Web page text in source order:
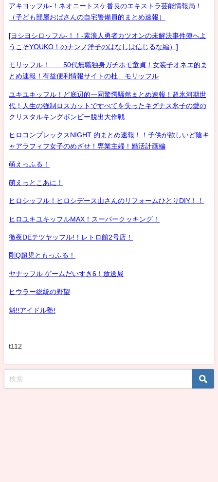
アキヨッフル-！ネオニートスケ番長のエキストラ芸能情報局！
（子ども部屋おばさんの自宅警備員的まとめ速報）
[ヨシヨシロッフル-！！-素浪人勇者カツオンの未解決事件簿へよ
うこそYOUKO！のナンノ洋子のはなしは信じるな編）]
モリッフル！ 50代無職独身ガチホモ童貞！女装子オネエ的ま
とめ速報！有益便利情報サイトの杜 モリッフル
ユキユキッフル！ど底辺的一同驚愕騒然まとめ速報！超氷河期世
代！人生の強制ロスカットですべてを失ったキグナス氷子の愛の
クリスタルキングボンビー脱出大作戦
ヒロコンプレックスNIGHT 的まとめ速報！！子供が欲しいど陰キ
ャアラフィフ女子のめざせ！専業主婦！婚活計画編
萌えっふる！
萌えっとこあに！
ヒロシッフル！ヒロシデース山さんのリフォームひとりDIY！！
ヒロユキユキッフルMAX！スーパークッキング！
徹夜DEテツヤッフル!！レトロ館2号店！
剛Q超児ともっふる！
ヤナッフル ゲームだいすき6！放送局
ヒウラー総統の野望
魁!!アイドル塾!
t112